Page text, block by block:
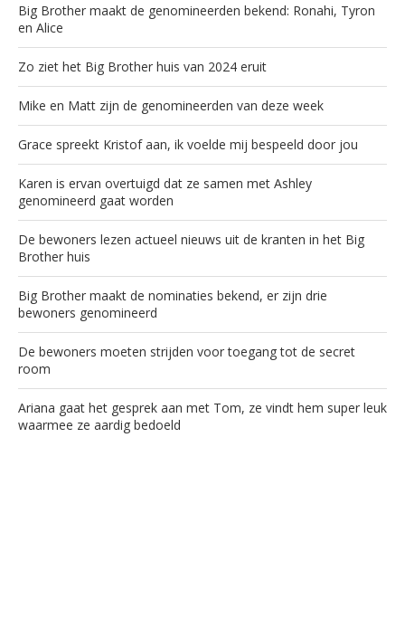
Big Brother maakt de genomineerden bekend: Ronahi, Tyron
en Alice
Zo ziet het Big Brother huis van 2024 eruit
Mike en Matt zijn de genomineerden van deze week
Grace spreekt Kristof aan, ik voelde mij bespeeld door jou
Karen is ervan overtuigd dat ze samen met Ashley
genomineerd gaat worden
De bewoners lezen actueel nieuws uit de kranten in het Big
Brother huis
Big Brother maakt de nominaties bekend, er zijn drie
bewoners genomineerd
De bewoners moeten strijden voor toegang tot de secret
room
Ariana gaat het gesprek aan met Tom, ze vindt hem super leuk
waarmee ze aardig bedoeld